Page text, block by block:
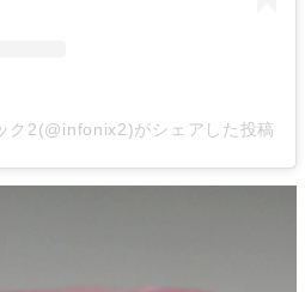
ク2(@infonix2)がシェアした投稿